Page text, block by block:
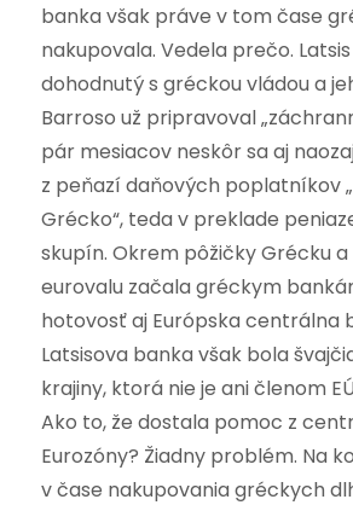
banka však práve v tom čase
nakupovala. Vedela prečo.
dohodnutý s gréckou vládou a
Barroso už pripravoval
pár mesiacov neskôr sa aj
z peňazí daňových poplatníkov
Grécko“, teda v preklade
skupín. Okrem pôžičky Grécku
eurovalu začala gréckym
hotovosť aj Európska centrálna
Latsisova banka však bola
krajiny, ktorá nie je ani členom
Ako to, že dostala pomoc z
Eurozóny? Žiadny problém. Na
v čase nakupovania gréckych